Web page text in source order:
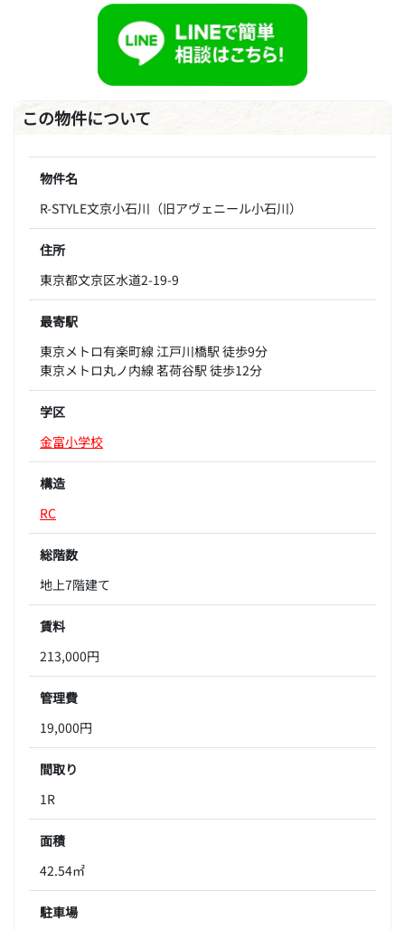
この物件について
物件名
R-STYLE文京小石川（旧アヴェニール小石川）
住所
東京都文京区水道2-19-9
最寄駅
東京メトロ有楽町線 江戸川橋駅 徒歩9分
東京メトロ丸ノ内線 茗荷谷駅 徒歩12分
学区
金富小学校
構造
RC
総階数
地上7階建て
賃料
213,000円
管理費
19,000円
間取り
1R
面積
42.54㎡
駐車場